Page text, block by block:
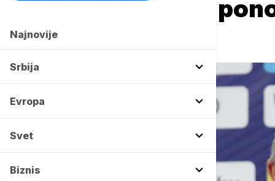
Najnovije
Srbija
Evropa
Svet
Biznis
Svetislav Pešić
Minhena